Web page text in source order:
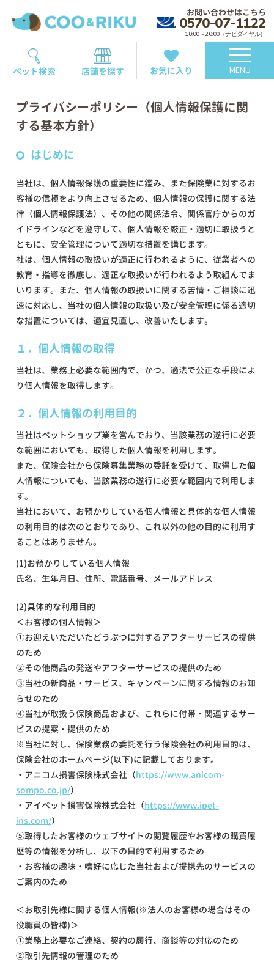
お問い合わせはこちら
0570-07-1122
10:00～20:00（ナビダイヤル）
ペット検索 店舗を探す お気に入り MENU
プライバシーポリシー（個人情報保護に関
する基本方針）
はじめに
当社は、個人情報保護の重要性に鑑み、また保険業に対するお
客様の信頼をより向上させるため、個人情報の保護に関する法
律（個人情報保護法）、その他の関係法令、関係官庁からのガ
イドラインなどを遵守して、個人情報を厳正・適切に取扱うと
ともに、安全管理について適切な措置を講じます。
社は、個人情報の取扱いが適正に行われるように、従業者への
教育・指導を徹底し、適正な取扱いが行われるよう取組んでま
いります。また、個人情報の取扱いに関する苦情・ご相談に迅
速に対応し、当社の個人情報の取扱い及び安全管理に係る適切
な措置については、適宜見直し、改善いたします。
１．個人情報の取得
当社は、業務上必要な範囲内で、かつ、適法で公正な手段によ
り個人情報を取得します。
２．個人情報の利用目的
当社はペットショップ業を営んでおり、当該業務の遂行に必要
な範囲においても、取得した個人情報を利用します。
また、保険会社から保険募集業務の委託を受けて、取得した個
人情報についても、当該業務の遂行に必要な範囲内で利用しま
す。
当社において、お預かりしている個人情報と具体的な個人情報
の利用目的は次のとおりであり、これ以外の他の目的に利用す
ることはありません。
(1)お預かりしている個人情報
氏名、生年月日、住所、電話番号、メールアドレス
(2)具体的な利用目的
＜お客様の個人情報＞
①お迎えいただいたどうぶつに対するアフターサービスの提供
のため
②その他商品の発送やアフターサービスの提供のため
③当社の新商品・サービス、キャンペーンに関する情報のお知
らせのため
④当社が取扱う保険商品および、これらに付帯・関連するサー
ビスの提案・提供のため
※当社に対し、保険業務の委託を行う保険会社の利用目的は、
保険会社のホームぺージ(以下)に記載しております。
・アニコム損害保険株式会社（https://www.anicom-
sompo.co.jp/）
・アイペット損害保険株式会社（https://www.ipet-
ins.com/）
⑤取得したお客様のウェブサイトの閲覧履歴やお客様の購買履
歴等の情報を分析し、以下の目的で利用するため
・お客様の趣味・嗜好に応じた当社および提携先のサービスの
ご案内のため
＜お取引先様に関する個人情報(※法人のお客様の場合はその
役職員の皆様)＞
①業務上必要なご連絡、契約の履行、商談等の対応のため
②取引先情報の管理のため